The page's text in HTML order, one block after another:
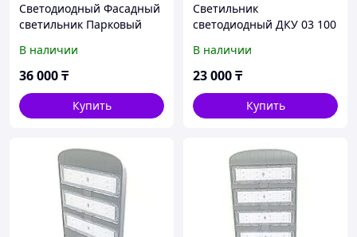
Светодиодный Фасадный
светильник Парковый
В наличии
36 000₸
Купить
Светильник
светодиодный ДКУ 03 100
В наличии
23 000₸
Купить